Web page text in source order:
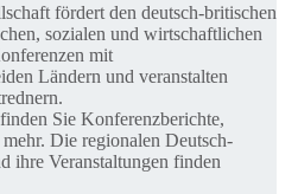
fördert den deutsch-britischen
sozialen und wirtschaftlichen
mit
Ländern und veranstalten
finden Sie Konferenzberichte,
Die regionalen Deutsch-
ihre Veranstaltungen finden